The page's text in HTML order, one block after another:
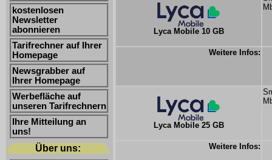
kostenlosen
Newsletter
abonnieren
Tarifrechner auf Ihrer
Homepage
Newsgrabber auf
Ihrer Homepage
Werbefläche auf
unseren Tarifrechnern
Ihre Mitteilung an
uns!
Über uns:
Lyca Mobile 10 GB
Weitere Infos:
Lyca Mobile 25 GB
Weitere Infos: